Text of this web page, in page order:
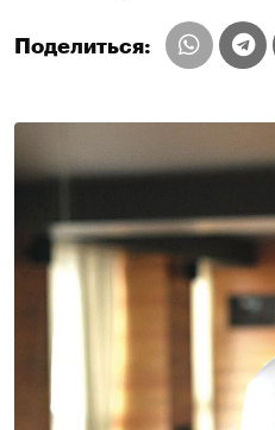
Поделиться: